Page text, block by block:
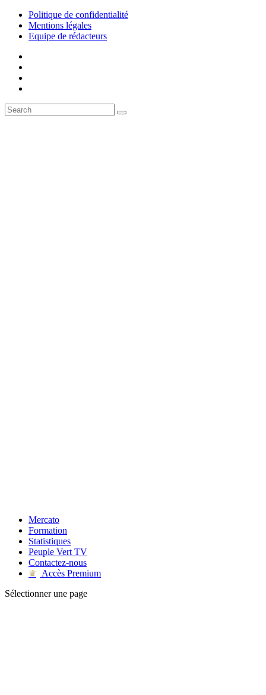
Politique de confidentialité
Mentions légales
Equipe de rédacteurs
Mercato
Formation
Statistiques
Peuple Vert TV
Contactez-nous
♛
Accès Premium
Sélectionner une page